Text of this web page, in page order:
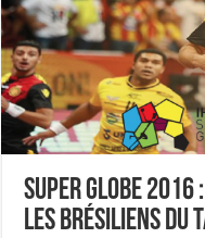
super globe 2016 :
les brésiliens du